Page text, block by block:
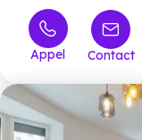
Appel Contact